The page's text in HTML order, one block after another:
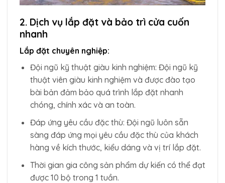
2. Dịch vụ lắp đặt và bảo trì cửa cuốn
nhanh
Lắp đặt chuyên nghiệp:
Đội ngũ kỹ thuật giàu kinh nghiệm: Đội ngũ kỹ
thuật viên giàu kinh nghiệm và được đào tạo
bài bản đảm bảo quá trình lắp đặt nhanh
chóng, chính xác và an toàn.
Đáp ứng yêu cầu đặc thù: Đội ngũ luôn sẵn
sàng đáp ứng mọi yêu cầu đặc thù của khách
hàng về kích thước, kiểu dáng và vị trí lắp đặt.
Thời gian gia công sản phẩm dự kiến có thể đạt
được 10 bộ trong 1 tuần.